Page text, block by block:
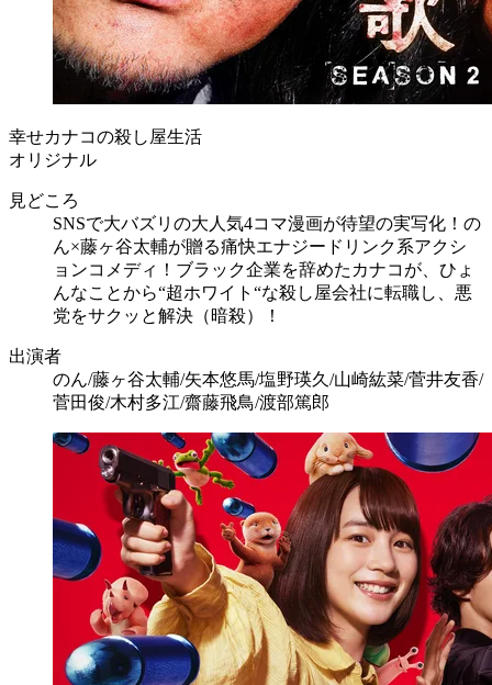
幸せカナコの殺し屋生活
オリジナル
見どころ
SNSで大バズリの大人気4コマ漫画が待望の実写化！の
ん×藤ヶ谷太輔が贈る痛快エナジードリンク系アクシ
ョンコメディ！ブラック企業を辞めたカナコが、ひょ
んなことから“超ホワイト“な殺し屋会社に転職し、悪
党をサクッと解決（暗殺）！
出演者
のん/藤ヶ谷太輔/矢本悠馬/塩野瑛久/山崎紘菜/菅井友香/
菅田俊/木村多江/齋藤飛鳥/渡部篤郎